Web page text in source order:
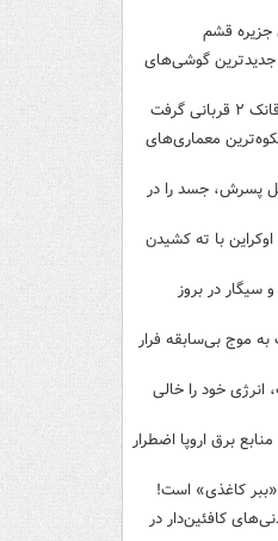
جزیره قشم
گوشی‌های
گرفت
معماری‌های
پسرش، جسد را در
با ته کشیدن
در بروز
موج بی‌سابقه فرار
انرژی خود را خالی
برق اروپا اضطرار
«ببر کاغذی» است!
کافئین‌دار در